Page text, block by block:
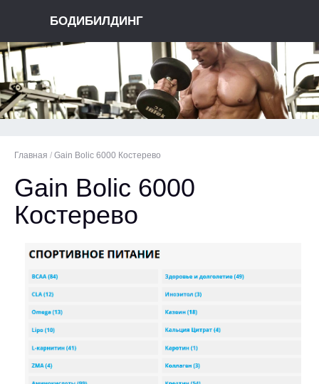
БОДИБИЛДИНГ
Главная / Gain Bolic 6000 Костерево
Gain Bolic 6000
Костерево